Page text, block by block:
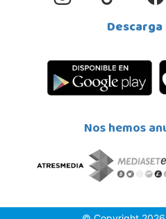
Jose Saramago de Sousa, 25
Localizar Tienda
Murcia
Nos hemos